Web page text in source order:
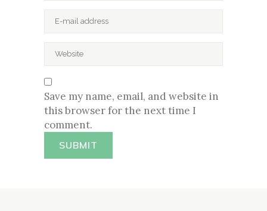
Save my name, email, and website in
this browser for the next time I
comment.